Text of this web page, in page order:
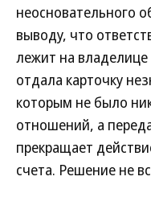
неосновательного
выводу, что
лежит на
отдала карточку
которым не было
отношений, а
прекращает
счета. Решение не